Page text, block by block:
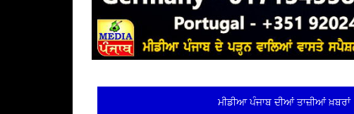
ਮੀਡੀਆ ਪੰਜਾਬ ਦੀਆਂ ਤਾਜ਼ੀਆਂ ਖ਼ਬਰਾਂ